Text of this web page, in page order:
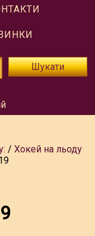
Шукати
Хокей на льоду